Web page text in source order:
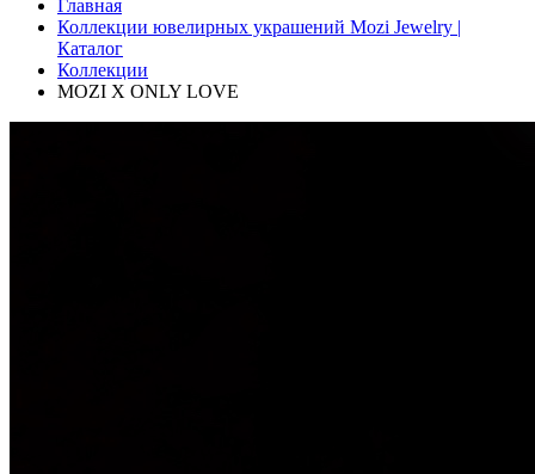
Главная
Коллекции ювелирных украшений Mozi Jewelry |
Каталог
Коллекции
MOZI X ONLY LOVE